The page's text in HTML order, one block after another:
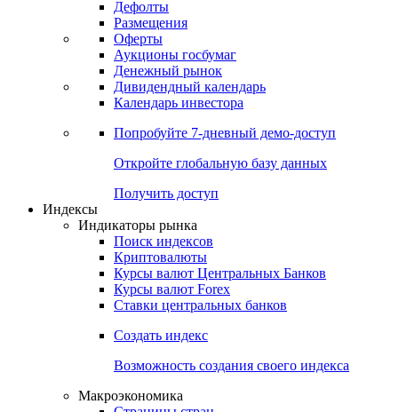
Получить доступ
Календарь
Календарь событий
Дефолты
Размещения
Оферты
Аукционы госбумаг
Денежный рынок
Дивидендный календарь
Календарь инвестора
Попробуйте7-дневный
Получить доступ
Индикаторы рынка
Поиск индексов
Криптовалюты
Курсы валют Центральных Банков
Курсы валют Forex
Ставки центральных банков
Создать индекс